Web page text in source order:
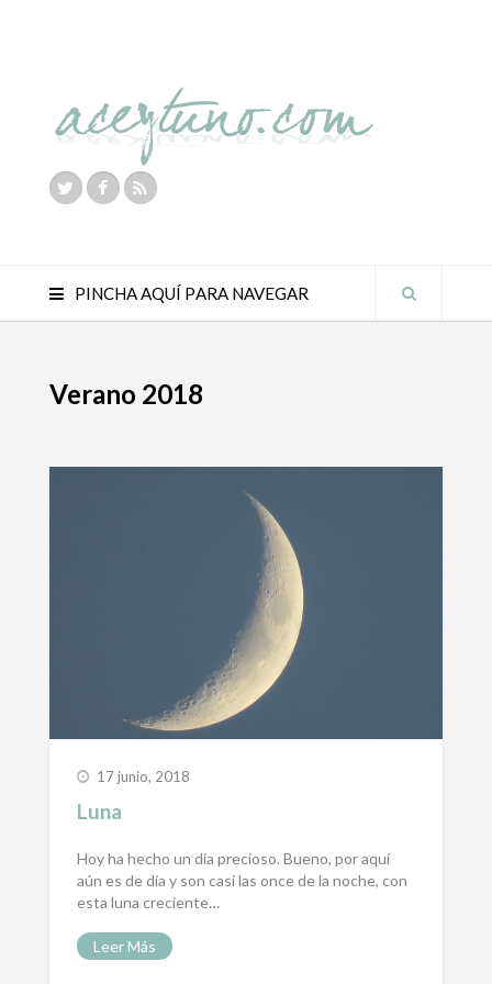
PINCHA AQUÍ PARA NAVEGAR
Verano 2018
17 junio, 2018
Luna
Hoy ha hecho un día precioso. Bueno, por aquí
aún es de día y son casi las once de la noche, con
esta luna creciente…
Leer Más